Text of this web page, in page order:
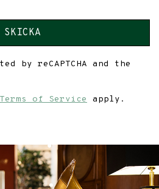
SKICKA
by reCAPTCHA and the
Terms of Service apply.